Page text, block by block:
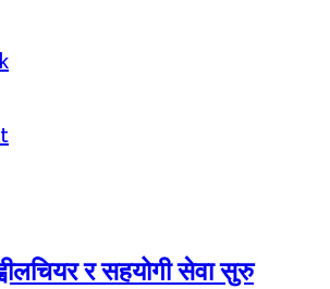
र सहयोगी सेवा सुरु